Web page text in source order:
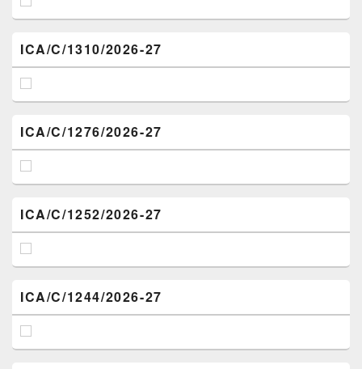
ICA/C/1310/2026-27
ICA/C/1276/2026-27
ICA/C/1252/2026-27
ICA/C/1244/2026-27